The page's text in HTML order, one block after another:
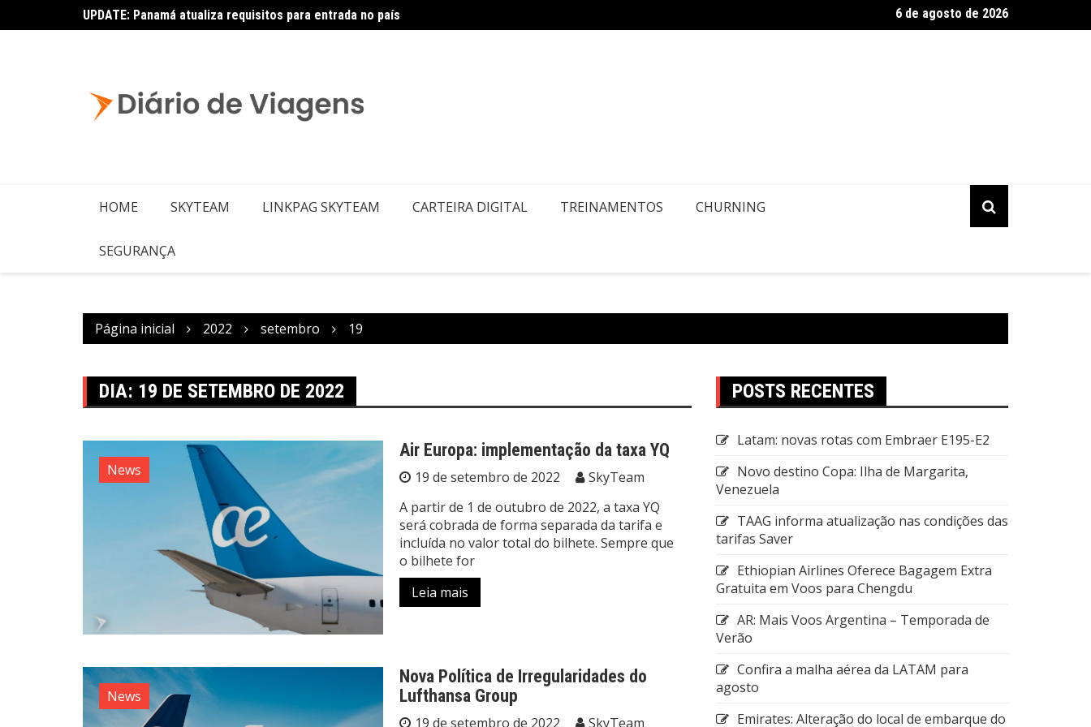
UPDATE: Panamá atualiza requisitos para entrada no país
Latam: novas rotas com Embraer E195-E2
Novo destino Copa: Ilha de Margarita, Venezuela
6 de agosto de 2026
HOME SKYTEAM LINKPAG SKYTEAM CARTEIRA DIGITAL TREINAMENTOS CHURNING
SEGURANÇA
Página inicial 2022 setembro 19
DIA: 19 DE SETEMBRO DE 2022
News
Air Europa: implementação da taxa YQ
19 de setembro de 2022
SkyTeam
A partir de 1 de outubro de 2022, a taxa YQ
será cobrada de forma separada da tarifa e
incluída no valor total do bilhete. Sempre que
o bilhete for
Leia mais
News
Nova Política de Irregularidades do
Lufthansa Group
19 de setembro de 2022 SkyTeam
POSTS RECENTES
Latam: novas rotas com Embraer E195-E2
Novo destino Copa: Ilha de Margarita,
Venezuela
TAAG informa atualização nas condições das
tarifas Saver
Ethiopian Airlines Oferece Bagagem Extra
Gratuita em Voos para Chengdu
AR: Mais Voos Argentina – Temporada de
Verão
Confira a malha aérea da LATAM para
agosto
Emirates: Alteração do local de embarque do